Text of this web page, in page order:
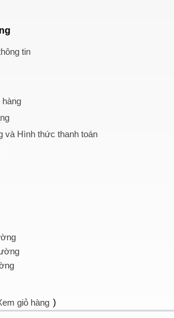
tin
hàng
và Hình thức thanh toán
giỏ hàng )